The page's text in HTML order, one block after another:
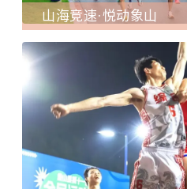
山海竞速·悦动象山